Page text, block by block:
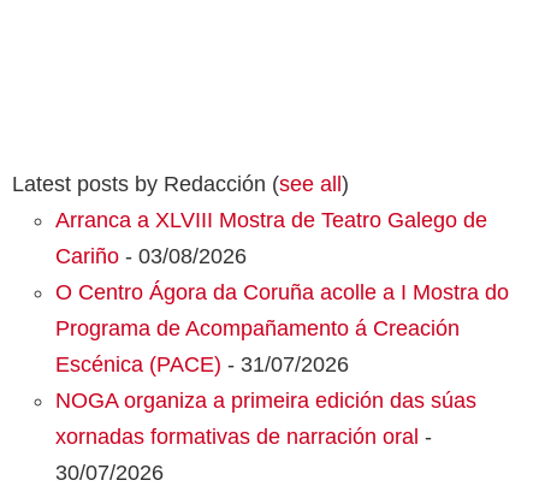
Latest posts by Redacción (see all )
Arranca a XLVIII Mostra de Teatro Galego de
Cariño - 03/08/2026
O Centro Ágora da Coruña acolle a I Mostra do
Programa de Acompañamento á Creación
Escénica (PACE) - 31/07/2026
NOGA organiza a primeira edición das súas
xornadas formativas de narración oral -
30/07/2026